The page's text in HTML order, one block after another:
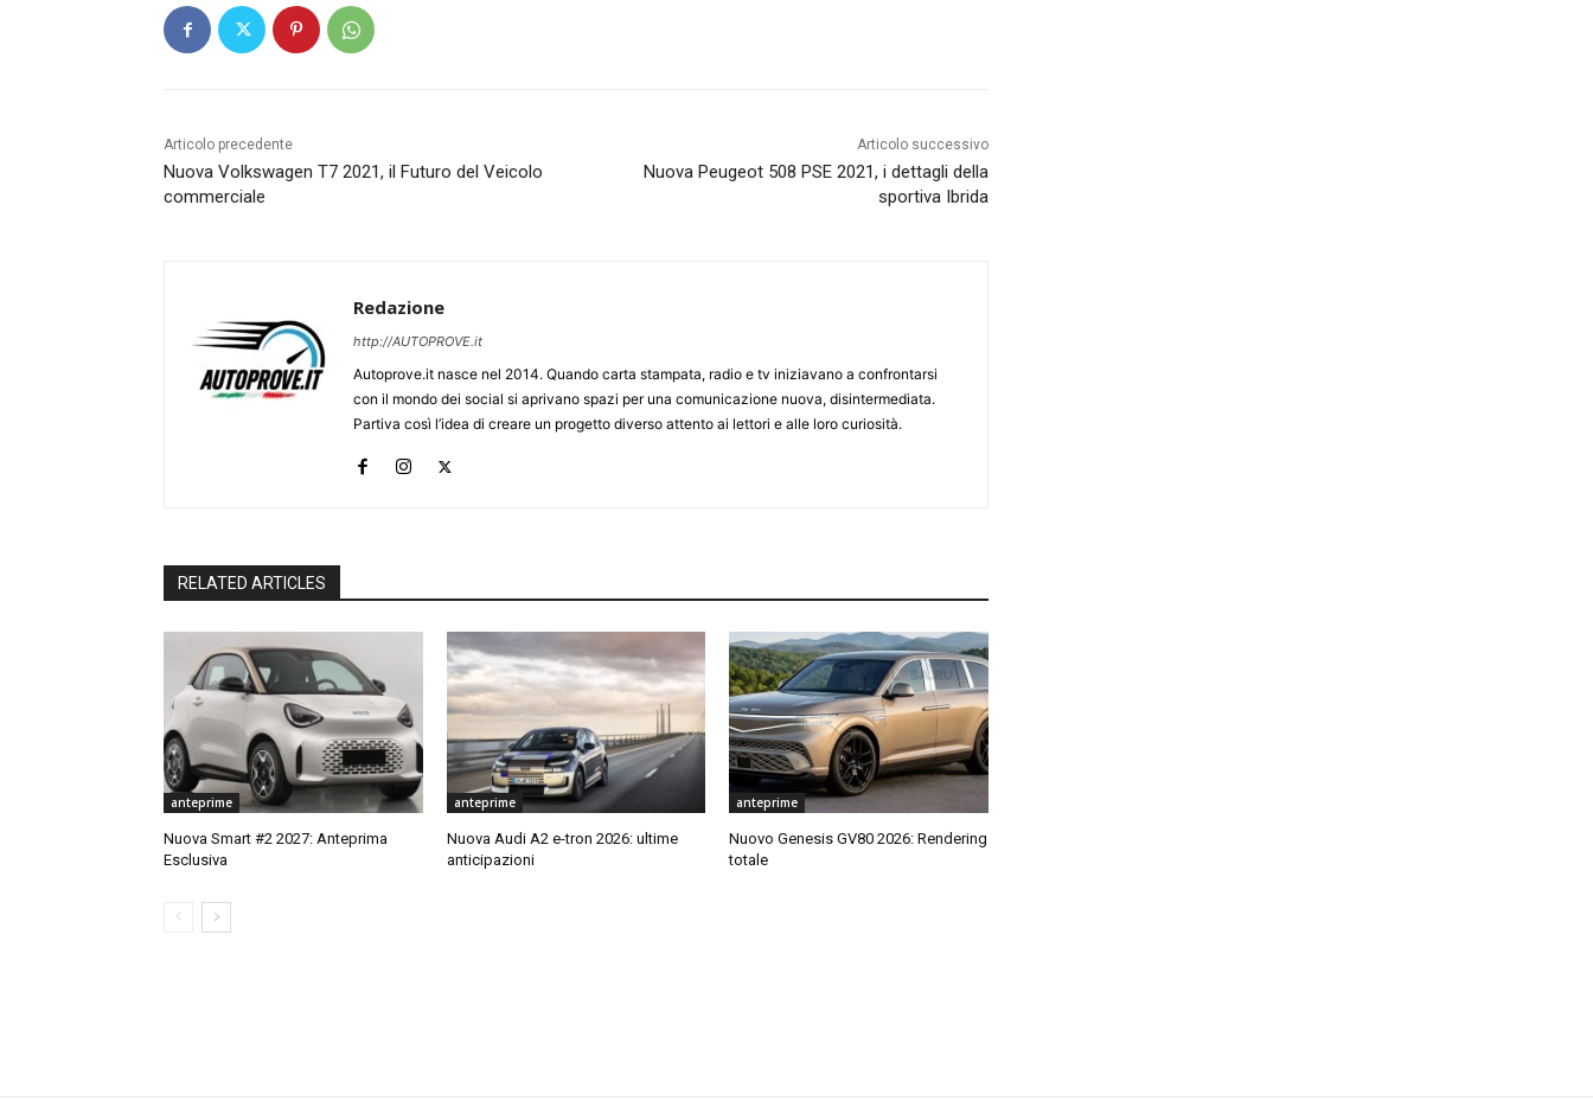
Articolo precedente
Nuova Volkswagen T7 2021, il Futuro del Veicolo
commerciale
Articolo successivo
Nuova Peugeot 508 PSE 2021, i dettagli della
sportiva Ibrida
Redazione
http://AUTOPROVE.it
Autoprove.it nasce nel 2014. Quando carta stampata, radio e tv iniziavano a confrontarsi
con il mondo dei social si aprivano spazi per una comunicazione nuova, disintermediata.
Partiva così l’idea di creare un progetto diverso attento ai lettori e alle loro curiosità.
RELATED ARTICLES
anteprime
Nuova Smart #2 2027: Anteprima
Esclusiva
anteprime
Nuova Audi A2 e-tron 2026: ultime
anticipazioni
anteprime
Nuovo Genesis GV80 2026: Rendering
totale